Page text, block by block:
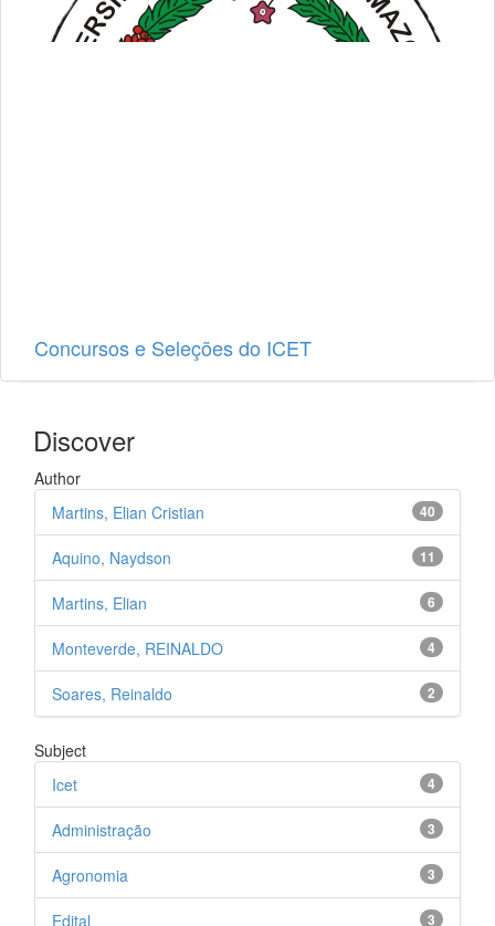
Concursos e Seleções do ICET
Discover
Author
40
Martins, Elian Cristian
11
Aquino, Naydson
6
Martins, Elian
4
Monteverde, REINALDO
2
Soares, Reinaldo
Subject
4
Icet
3
Administração
3
Agronomia
3
Edital